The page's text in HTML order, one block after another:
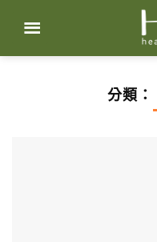
content
分類：